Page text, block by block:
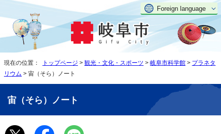
Foreign language
現在の位置： トップページ > 観光・文化・スポーツ > 岐阜市科学館 > プラネタ
リウム > 宙（そら）ノート
宙（そら）ノート